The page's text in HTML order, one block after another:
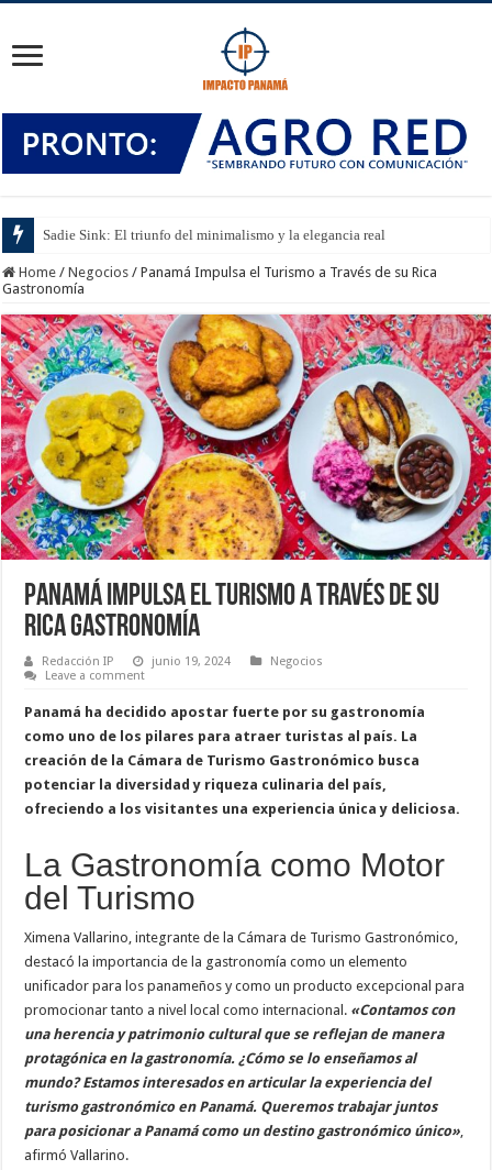
Sadie Sink: El triunfo del minimalismo y la elegancia real
Home / Negocios / Panamá Impulsa el Turismo a Través de su Rica
Gastronomía
Panamá Impulsa el Turismo a Través de su
Rica Gastronomía
Redacción IP junio 19, 2024
Negocios
Leave a comment
Panamá ha decidido apostar fuerte por su gastronomía
como uno de los pilares para atraer turistas al país. La
creación de la Cámara de Turismo Gastronómico busca
potenciar la diversidad y riqueza culinaria del país,
ofreciendo a los visitantes una experiencia única y deliciosa.
La Gastronomía como Motor
del Turismo
Ximena Vallarino, integrante de la Cámara de Turismo Gastronómico,
destacó la importancia de la gastronomía como un elemento
unificador para los panameños y como un producto excepcional para
promocionar tanto a nivel local como internacional. «Contamos con
una herencia y patrimonio cultural que se reflejan de manera
protagónica en la gastronomía. ¿Cómo se lo enseñamos al
mundo? Estamos interesados en articular la experiencia del
turismo gastronómico en Panamá. Queremos trabajar juntos
para posicionar a Panamá como un destino gastronómico único»
afirmó Vallarino.